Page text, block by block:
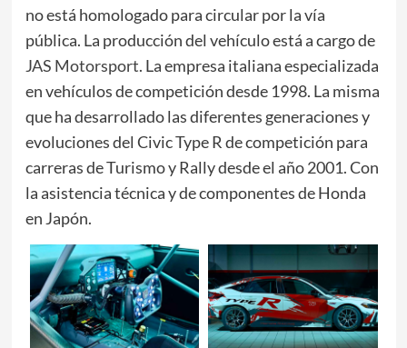
no está homologado para circular por la vía
pública. La producción del vehículo está a cargo de
JAS Motorsport. La empresa italiana especializada
en vehículos de competición desde 1998. La misma
que ha desarrollado las diferentes generaciones y
evoluciones del Civic Type R de competición para
carreras de Turismo y Rally desde el año 2001. Con
la asistencia técnica y de componentes de Honda
en Japón.